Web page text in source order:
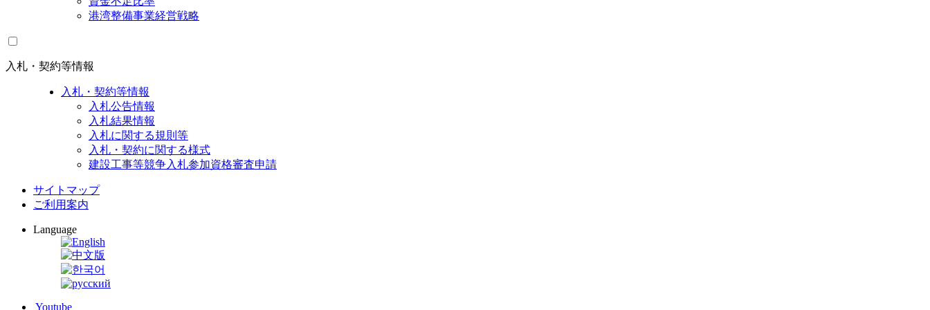
港湾整備事業経営戦略
入札・契約等情報
入札・契約等情報
入札公告情報
入札結果情報
入札に関する規則等
入札・契約に関する様式
建設工事等競争入札参加資格審査申請
サイトマップ
ご利用案内
Language
Youtube